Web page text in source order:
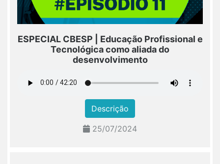
ESPECIAL CBESP | Educação Profissional e
Tecnológica como aliada do
desenvolvimento
Descrição
25/07/2024